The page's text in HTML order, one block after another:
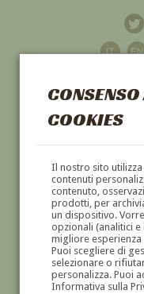
COOKIES
Il nostro sito
contenuti
contenuto,
prodotti, per
un dispositivo.
opzionali (analitici
migliore
Puoi scegliere di
selezionare o
personalizza. Puoi
Informativa sulla
DIPINTI